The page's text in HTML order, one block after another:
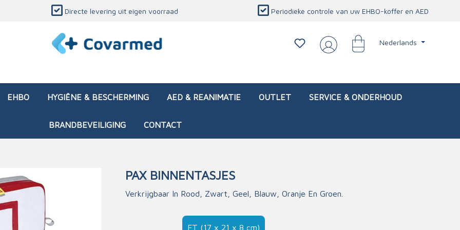
Directe levering uit eigen voorraad Periodieke controle van uw EHBO-koffer en AED
Nederlands
EHBO HYGIËNE & BESCHERMING AED & REANIMATIE OUTLET SERVICE & ONDERHOUD
BRANDBEVEILIGING CONTACT
(leeg) Interventietassen (gevuld) Interventietassen (leeg)
onderhoud
& verbanden
Huid & wondzorg
Brandwonden - thermisch
Oogletsels
en papierwaren
Divers medisch materiaal
Persoonlijke beschermproducten
Opleidingsmateriaal Service & onderhoud
PAX BINNENTASJES
Verkrijgbaar In Rood, Zwart, Geel, Blauw, Oranje En Groen.
FT (17 x 21 x 8 cm)